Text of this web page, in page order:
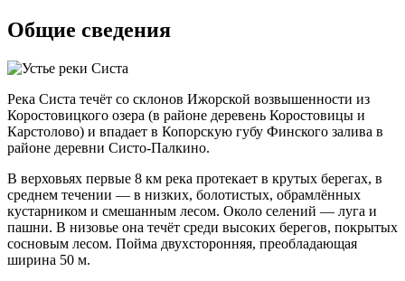
Общие сведения
Река Систа течёт со склонов Ижорской возвышенности из
Коростовицкого озера (в районе деревень Коростовицы и
Карстолово) и впадает в Копорскую губу Финского залива в
районе деревни Систо-Палкино.
В верховьях первые 8 км река протекает в крутых берегах, в
среднем течении — в низких, болотистых, обрамлённых
кустарником и смешанным лесом. Около селений — луга и
пашни. В низовье она течёт среди высоких берегов, покрытых
сосновым лесом. Пойма двухсторонняя, преобладающая
ширина 50 м.